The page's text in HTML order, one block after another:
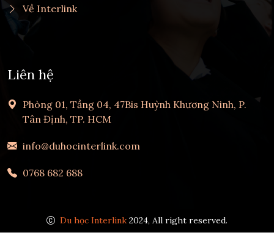
Về Interlink
Liên hệ
Phòng 01, Tầng 04, 47Bis Huỳnh Khương Ninh, P.
Tân Định, TP. HCM
info@duhocinterlink.com
0768 682 688
Du học Interlink 2024, All right reserved.